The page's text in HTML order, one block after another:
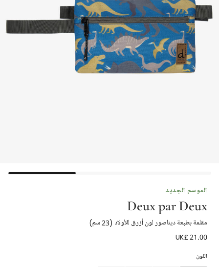
الموسم الجديد
Deux par Deux
مقلمة بطبعة ديناصور لون أزرق للأولاد (23 سم)
UK£ 21.00
اللون